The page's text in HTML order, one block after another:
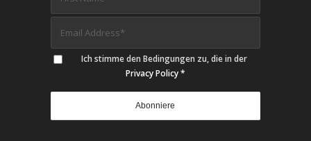
Ich stimme den Bedingungen zu, die in der
Privacy Policy*